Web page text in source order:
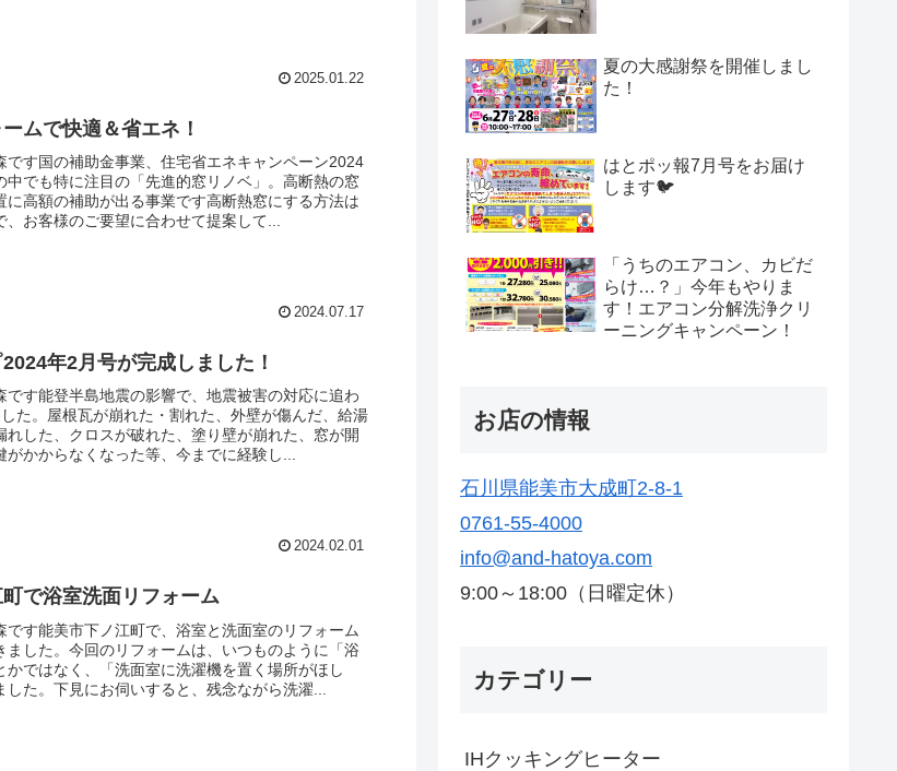
2025.01.22
ムで快適＆省エネ！
です国の補助金事業、住宅省エネキャンペーン2024
中でも特に注目の「先進的窓リノベ」。高断熱の窓
に高額の補助が出る事業です高断熱窓にする方法は
、お客様のご要望に合わせて提案して...
2024.07.17
年2月号が完成しました！
です能登半島地震の影響で、地震被害の対応に追わ
た。屋根瓦が崩れた・割れた、外壁が傷んだ、給湯
れした、クロスが破れた、塗り壁が崩れた、窓が開
がかからなくなった等、今までに経験し...
2024.02.01
で浴室洗面リフォーム
です能美市下ノ江町で、浴室と洗面室のリフォーム
ました。今回のリフォームは、いつものように「浴
かではなく、「洗面室に洗濯機を置く場所がほし
した。下見にお伺いすると、残念ながら洗濯...
夏の大感謝祭を開催しまし
た！
はとポッ報7月号をお届け
します🐦
「うちのエアコン、カビだ
らけ…？」今年もやりま
す！エアコン分解洗浄クリ
ーニングキャンペーン！
お店の情報
石川県能美市大成町2-8-1
0761-55-4000
info@and-hatoya.com
9:00～18:00（日曜定休）
カテゴリー
IHクッキングヒーター